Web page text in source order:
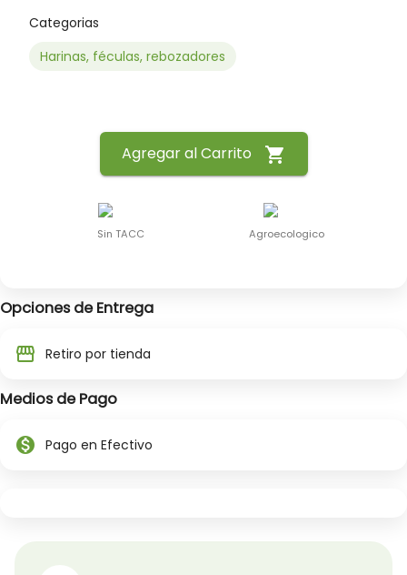
Categorias
Harinas, féculas, rebozadores
Agregar al Carrito shopping_cart
Sin TACC Agroecologico
Opciones de Entrega
storefront Retiro por tienda
Medios de Pago
monetization_on Pago en Efectivo